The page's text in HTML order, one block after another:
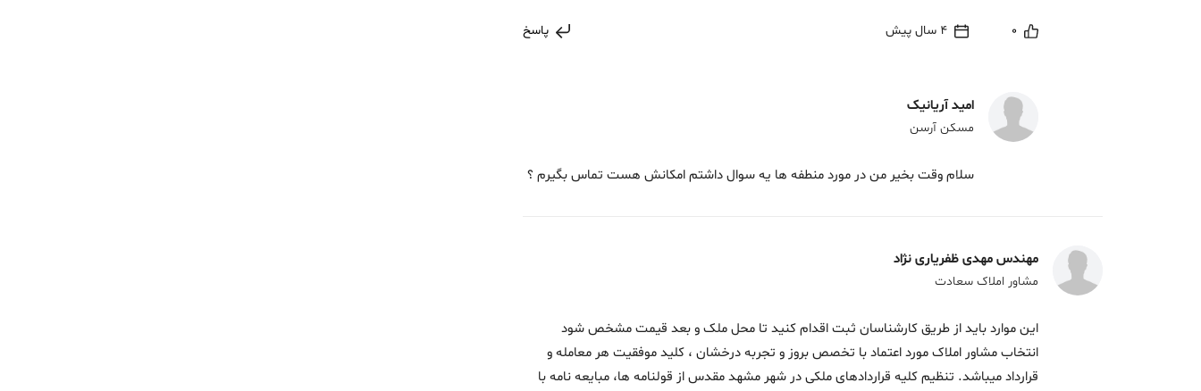
0 4 سال پیش پاسخ
امید آریانیک
مسکن آرسن
سلام وقت بخیر من در مورد منطفه ها یه سوال داشتم امکانش هست تماس بگیرم ؟
مهندس مهدی ظفریاری نژاد
مشاور املاک سعادت
این موارد باید از طریق کارشناسان ثبت اقدام کنید تا محل ملک و بعد قیمت مشخص شود
انتخاب مشاور املاک مورد اعتماد با تخصص بروز و تجربه درخشان ، کلید موفقیت هر معامله و
قرارداد میباشد. تنظیم کلیه قراردادهای ملکی در شهر مشهد مقدس از قولنامه ها، مبایعه نامه با